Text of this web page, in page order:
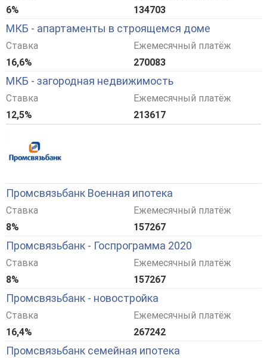
6%
134703
МКБ - апартаменты в строящемся доме
Ставка
16,6%
Ежемесячный платёж
270083
МКБ - загородная недвижимость
Ставка
12,5%
Ежемесячный платёж
213617
Промсвязьбанк Военная ипотека
Ставка
8%
Ежемесячный платёж
157267
Промсвязьбанк - Госпрограмма 2020
Ставка
8%
Ежемесячный платёж
157267
Промсвязьбанк - новостройка
Ставка
16,4%
Ежемесячный платёж
267242
Промсвязьбанк семейная ипотека